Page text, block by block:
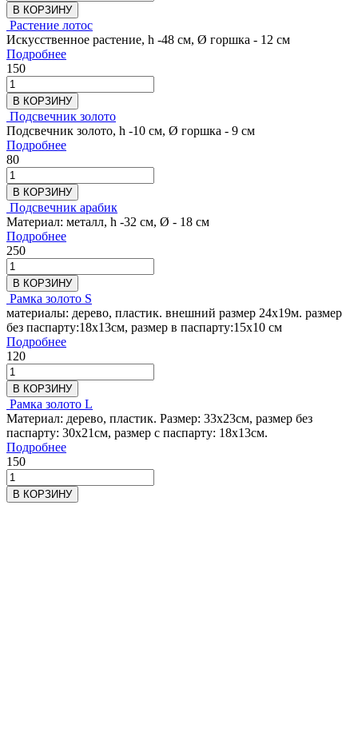
В КОРЗИНУ
Растение лотос
Искусственное растение, h -48 см, Ø горшка - 12 см
Подробнее
150
В КОРЗИНУ
Подсвечник золото
Подсвечник золото, h -10 см, Ø горшка - 9 см
Подробнее
80
В КОРЗИНУ
Подсвечник арабик
Материал: металл, h -32 см, Ø - 18 см
Подробнее
250
В КОРЗИНУ
Рамка золото S
материалы: дерево, пластик. внешний размер 24х19м. размер
без паспарту:18х13см, размер в паспарту:15х10 см
Подробнее
120
В КОРЗИНУ
Рамка золото L
Материал: дерево, пластик. Размер: 33х23см, размер без
паспарту: 30х21см, размер с паспарту: 18х13см.
Подробнее
150
В КОРЗИНУ